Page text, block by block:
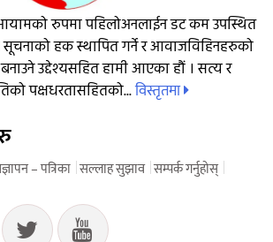
रुपमा पहिलोअनलाईन डट कम उपस्थित
हक स्थापित गर्ने र आवाजविहिनहरुको
उद्देश्यसहित हामी आएका हौं । सत्य र
पक्षधरतासहितको...विस्तृतमा
– पत्रिका सल्लाह सुझाव सम्पर्क गर्नुहोस्